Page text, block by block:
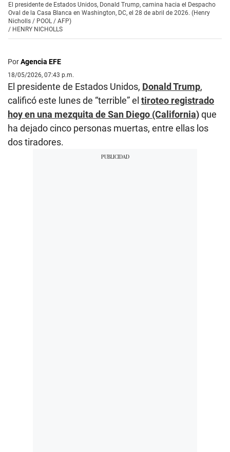
El presidente de Estados Unidos, Donald Trump, camina hacia el Despacho
Oval de la Casa Blanca en Washington, DC, el 28 de abril de 2026. (Henry
Nicholls / POOL / AFP)
/ HENRY NICHOLLS
PorAgencia EFE
18/05/2026, 07:43 p.m.
El presidente de Estados Unidos, Donald Trump,
calificó este lunes de “terrible” el tiroteo registrado
hoy en una mezquita de San Diego (California)que
ha dejado cinco personas muertas, entre ellas los
dos tiradores.